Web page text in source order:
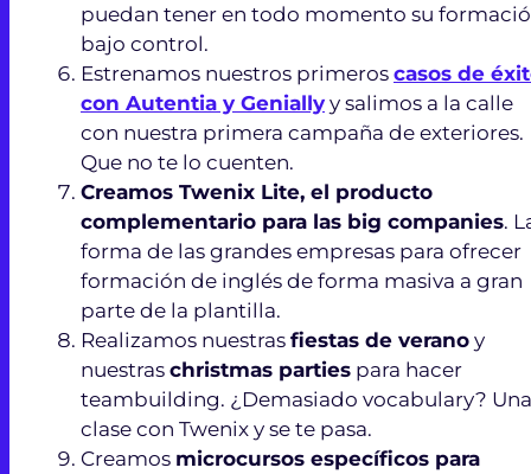
puedan tener en todo momento su
bajo control.
Estrenamos nuestros primeros casos de
con Autentia y Genially y salimos a la calle
con nuestra primera campaña de exteriores.
Que no te lo cuenten.
Creamos Twenix Lite, el producto
complementario para las big companies.
forma de las grandes empresas para ofrecer
formación de inglés de forma masiva a gran
parte de la plantilla.
Realizamos nuestras fiestas de verano y
nuestras christmas parties para hacer
teambuilding. ¿Demasiado vocabulary? Una
clase con Twenix y se te pasa.
Creamos microcursos específicos para